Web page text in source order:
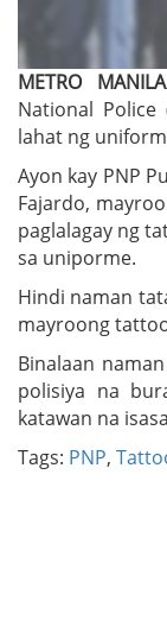
METRO
National
lahat ng
Ayon kay PNP
Fajardo,
paglalagay ng
sa uniporme.
Hindi naman
mayroong
Binalaan
polisiya na
katawan na
Tags: PNP,